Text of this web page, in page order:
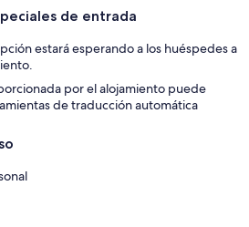
de entrada
estará esperando a los huéspedes a
por el alojamiento puede
de traducción automática